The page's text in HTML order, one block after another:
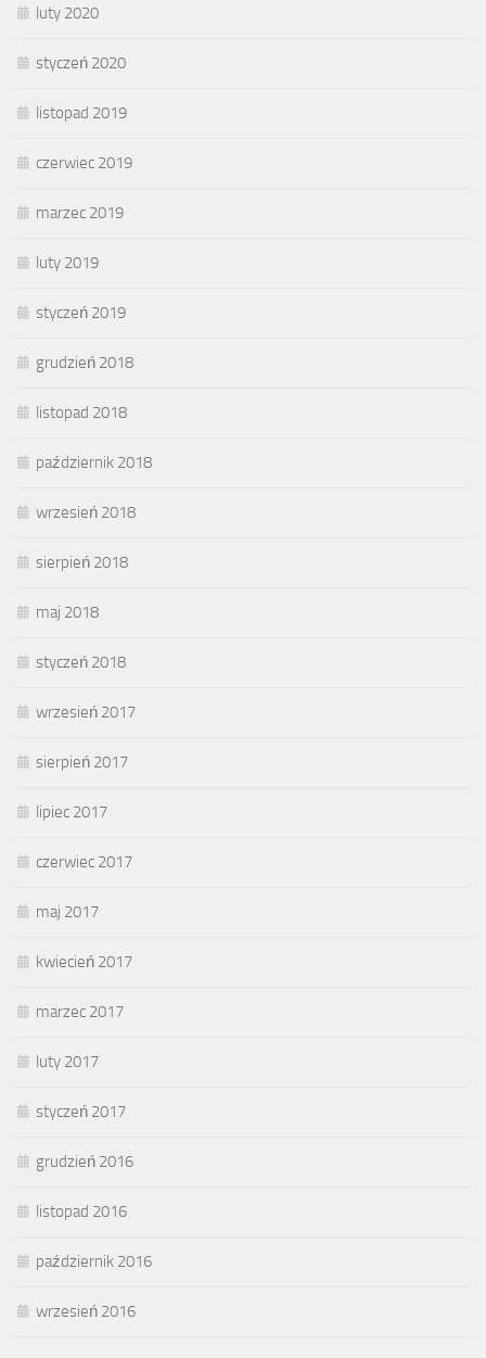
luty 2020
styczeń 2020
listopad 2019
czerwiec 2019
marzec 2019
luty 2019
styczeń 2019
grudzień 2018
listopad 2018
październik 2018
wrzesień 2018
sierpień 2018
maj 2018
styczeń 2018
wrzesień 2017
sierpień 2017
lipiec 2017
czerwiec 2017
maj 2017
kwiecień 2017
marzec 2017
luty 2017
styczeń 2017
grudzień 2016
listopad 2016
październik 2016
wrzesień 2016